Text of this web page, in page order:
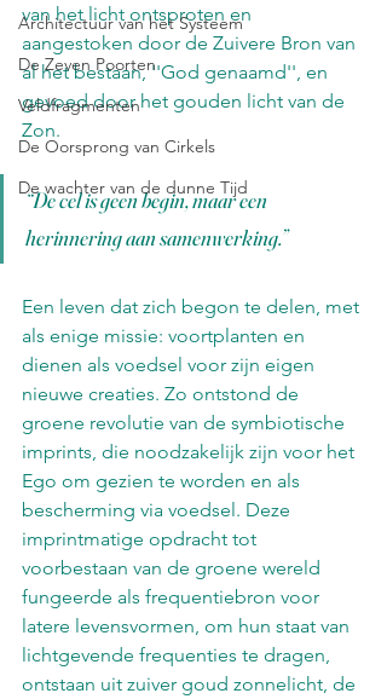
Architectuur van het Systeem
De Zeven Poorten
Veldfragmenten
De Oorsprong van Cirkels
De wachter van de dunne Tijd
van het licht ontsproten en
aangestoken door de Zuivere Bron van
al het bestaan, ''God genaamd'', en
gevoed door het gouden licht van de
Zon.
“De cel is geen begin, maar een
herinnering aan samenwerking.”
Een leven dat zich begon te delen, met
als enige missie: voortplanten en
dienen als voedsel voor zijn eigen
nieuwe creaties. Zo ontstond de
groene revolutie van de symbiotische
imprints, die noodzakelijk zijn voor het
Ego om gezien te worden en als
bescherming via voedsel. Deze
imprintmatige opdracht tot
voorbestaan van de groene wereld
fungeerde als frequentiebron voor
latere levensvormen, om hun staat van
lichtgevende frequenties te dragen,
ontstaan uit zuiver goud zonnelicht, de